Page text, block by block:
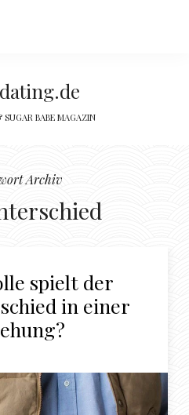
BABE MAGAZIN
Archiv
spielt der
in einer